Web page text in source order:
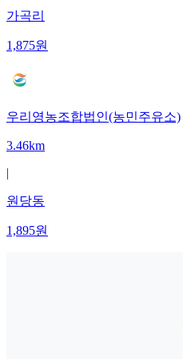
가곡리
1,875원
우리영농조합법인(농민주유소)
3.46km
|
원당동
1,895원